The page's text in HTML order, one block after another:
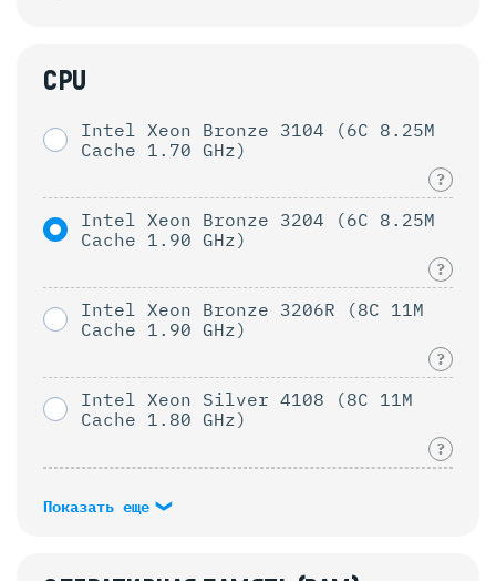
CPU
Intel Xeon Bronze 3104 (6C 8.25M
Cache 1.70 GHz)
?
Intel Xeon Bronze 3204 (6C 8.25M
Cache 1.90 GHz)
?
Intel Xeon Bronze 3206R (8C 11M
Cache 1.90 GHz)
?
Intel Xeon Silver 4108 (8C 11M
Cache 1.80 GHz)
?
Показать еще